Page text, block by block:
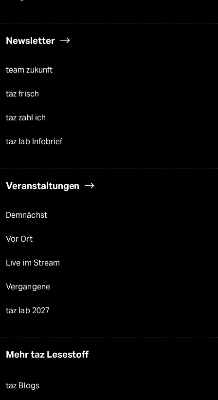
Newsletter
team zukunft
taz frisch
taz zahl ich
taz lab Infobrief
Veranstaltungen
Demnächst
Vor Ort
Live im Stream
Vergangene
taz lab 2027
Mehr taz Lesestoff
taz Blogs